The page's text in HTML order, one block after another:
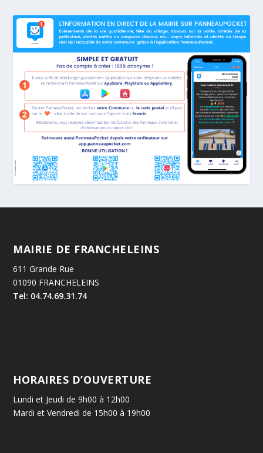
MAIRIE DE FRANCHELEINS
611 Grande Rue
01090 FRANCHELEINS
Tel: 04.74.69.31.74
HORAIRES D’OUVERTURE
Lundi et Jeudi de 9h00 à 12h00
Mardi et Vendredi de 15h00 à 19h00